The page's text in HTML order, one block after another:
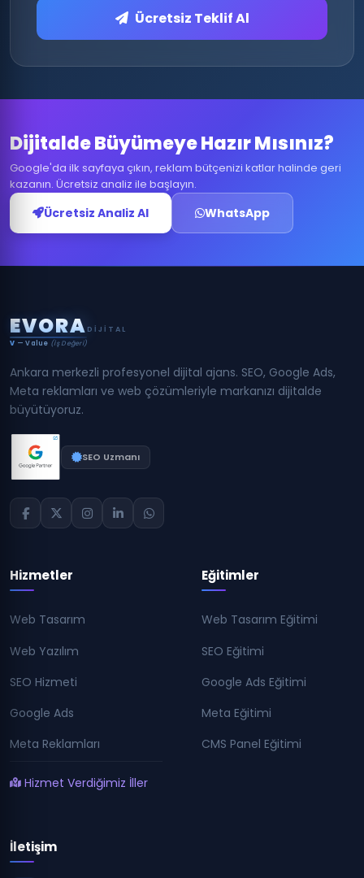
Ücretsiz Teklif Al
Dijitalde Büyümeye Hazır Mısınız?
Google'da ilk sayfaya çıkın, reklam bütçenizi katlar halinde geri
kazanın. Ücretsiz analiz ile başlayın.
Ücretsiz Analiz Al WhatsApp
EVORA DIJITAL
V — Value (İş Değeri)
Ankara merkezli profesyonel dijital ajans. SEO, Google Ads,
Meta reklamları ve web çözümleriyle markanızı dijitalde
büyütüyoruz.
SEO Uzmanı
Hizmetler
Web Tasarım
Web Yazılım
SEO Hizmeti
Google Ads
Meta Reklamları
Hizmet Verdiğimiz İller
Eğitimler
Web Tasarım Eğitimi
SEO Eğitimi
Google Ads Eğitimi
Meta Eğitimi
CMS Panel Eğitimi
İletişim